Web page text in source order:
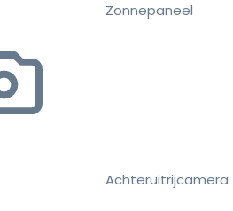
Zonnepaneel
Achteruitrijcamera